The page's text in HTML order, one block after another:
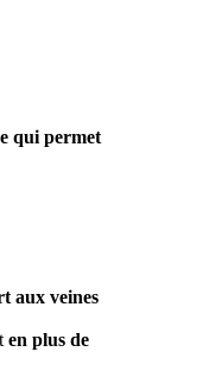
qui permet
aux veines
en plus de